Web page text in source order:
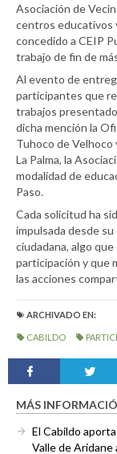
Asociación de
centros educativos
concedido a CEIP
trabajo de fin de
Al evento de
participantes que
trabajos
dicha mención la
Tuhoco de Velhoco
La Palma, la
modalidad de
Paso.
Cada solicitud ha
impulsada desde
ciudadana, algo
participación y que
las acciones
ARCHIVADO EN:
CABILDO
MÁS
El Cabildo
Valle de Aridane